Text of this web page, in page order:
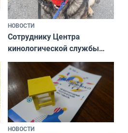
НОВОСТИ
Сотруднику Центра
кинологической службы
ищут новый дом
НОВОСТИ